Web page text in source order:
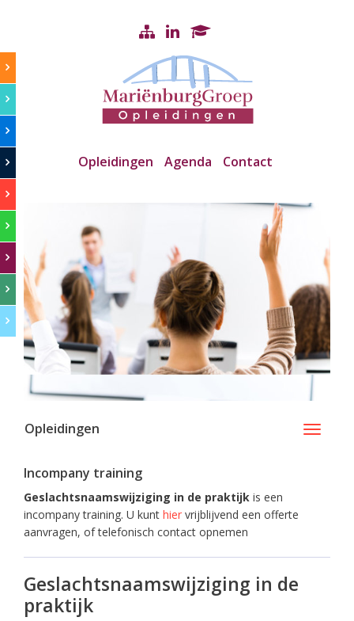
Opleidingen Agenda Contact
Toggle
Opleidingen
Incompany training
Geslachtsnaamswijziging in de praktijk is een
incompany training. U kunt hier vrijblijvend een offerte
aanvragen, of telefonisch contact opnemen
Geslachtsnaamswijziging in de
praktijk